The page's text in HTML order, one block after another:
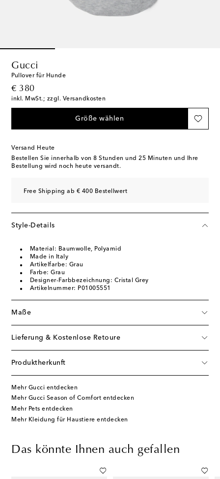
Gucci
Pullover für Hunde
€ 380
original price
inkl. MwSt.; zzgl. Versandkosten
Größe wählen
Versand Heute
Bestellen Sie innerhalb von 8 Stunden und 25 Minuten und Ihre
Bestellung wird noch heute versandt.
Free Shipping ab € 400 Bestellwert
Style-Details
Material: Baumwolle, Polyamid
Made in Italy
Artikelfarbe: Grau
Farbe: Grau
Designer-Farbbezeichnung: Cristal Grey
Artikelnummer: P01005551
Maße
Lieferung & Kostenlose Retoure
Produktherkunft
Mehr Gucci entdecken
Mehr Gucci Season of Comfort entdecken
Mehr Pets entdecken
Mehr Kleidung für Haustiere entdecken
Das könnte Ihnen auch gefallen